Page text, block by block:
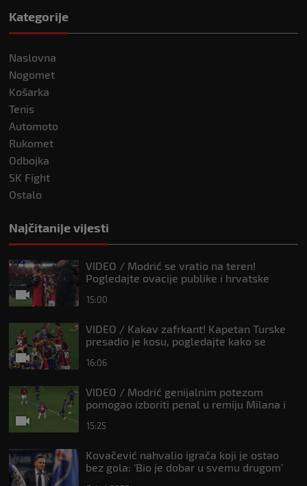
Kategorije
Naslovna
Nogomet
Košarka
Tenis
Automoto
Rukomet
Odbojka
SK Fight
Ostalo
Najčitanije vijesti
VIDEO / Modrić se vratio na teren!
Pogledajte ovacije publike i hrvatske
15:00
VIDEO / Kakav zafrkant! Kapetan Turske
presadio je kosu, pogledajte kako se
16:06
VIDEO / Modrić genijalnim potezom
pomogao izboriti penal u remiju Milana i
15:25
Kovačević nahvalio igrača koji je ostao
bez gola: ‘Bio je dobar u svemu drugom’